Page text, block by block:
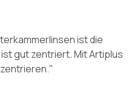
ist die
gut zentriert. Mit Artiplus